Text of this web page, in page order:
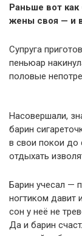
Раньше вот
жены своя — и
Супруга
пеньюар
половые
Насовершали,
барин
в свои покои до
отдыхать
Барин учесал —
ногтиком давит
сон у неё не
Да и барин